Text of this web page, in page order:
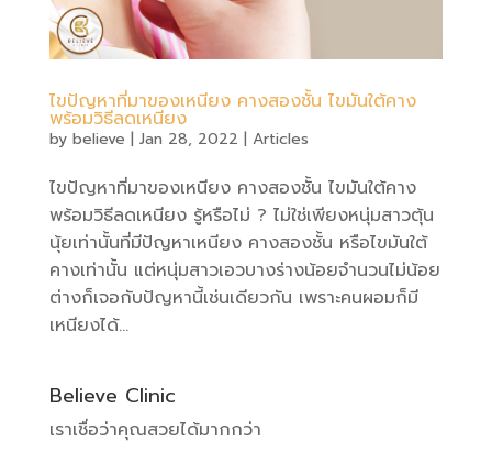
ไขปัญหาที่มาของเหนียง คางสองชั้น ไขมันใต้คาง
พร้อมวิธีลดเหนียง
by believe | Jan 28, 2022 | Articles
ไขปัญหาที่มาของเหนียง คางสองชั้น ไขมันใต้คาง
พร้อมวิธีลดเหนียง รู้หรือไม่ ? ไม่ใช่เพียงหนุ่มสาวตุ้น
นุ้ยเท่านั้นที่มีปัญหาเหนียง คางสองชั้น หรือไขมันใต้
คางเท่านั้น แต่หนุ่มสาวเอวบางร่างน้อยจำนวนไม่น้อย
ต่างก็เจอกับปัญหานี้เช่นเดียวกัน เพราะคนผอมก็มี
เหนียงได้...
Believe Clinic
เราเชื่อว่าคุณสวยได้มากกว่า